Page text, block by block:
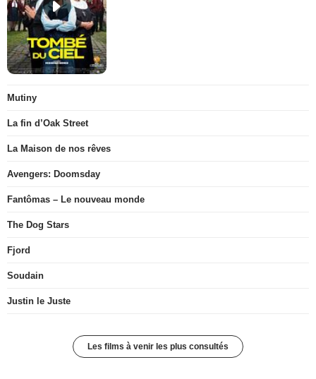
Mutiny
La fin d’Oak Street
La Maison de nos rêves
Avengers: Doomsday
Fantômas – Le nouveau monde
The Dog Stars
Fjord
Soudain
Justin le Juste
Les films à venir les plus consultés